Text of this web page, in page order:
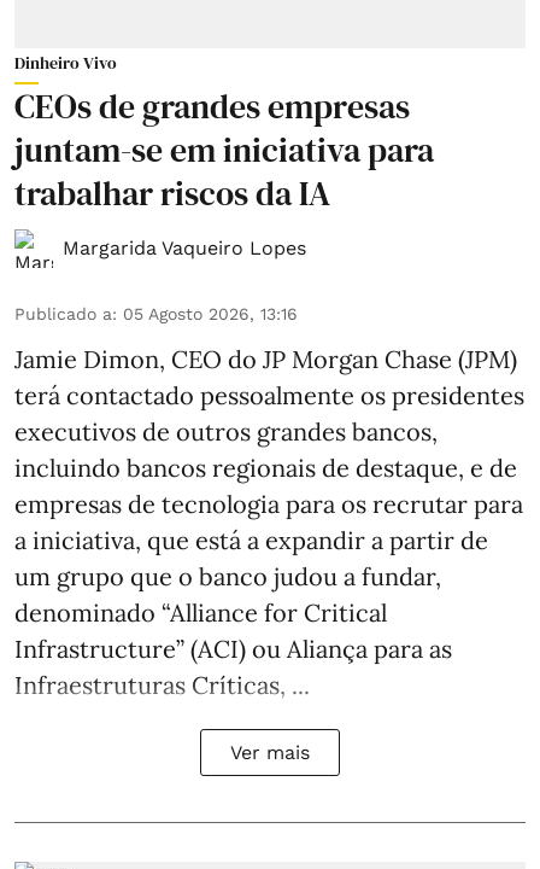
Dinheiro Vivo
CEOs de grandes empresas
juntam-se em iniciativa para
trabalhar riscos da IA
Margarida Vaqueiro Lopes
Publicado a: 05 Agosto 2026, 13:16
Jamie Dimon, CEO do JP Morgan Chase (JPM)
terá contactado pessoalmente os presidentes
executivos de outros grandes bancos,
incluindo bancos regionais de destaque, e de
empresas de tecnologia para os recrutar para
a iniciativa, que está a expandir a partir de
um grupo que o banco judou a fundar,
denominado “Alliance for Critical
Infrastructure” (ACI) ou Aliança para as
Infraestruturas Críticas, ...
Ver mais